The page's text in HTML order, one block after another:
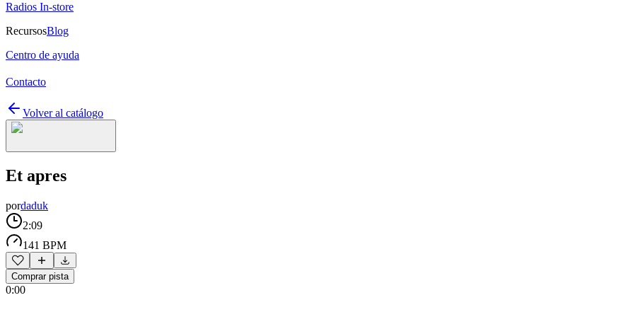
Radios In-store
RecursosBlog
Centro de ayuda
Contacto
Volver al catálogo
Et apres
pordaduk
2:09
141 BPM
Comprar pista
0:00